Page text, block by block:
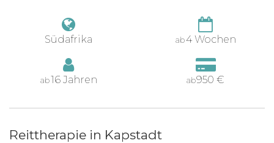
Südafrika ab4 Wochen
ab16 Jahren ab950 €
Reittherapie in Kapstadt